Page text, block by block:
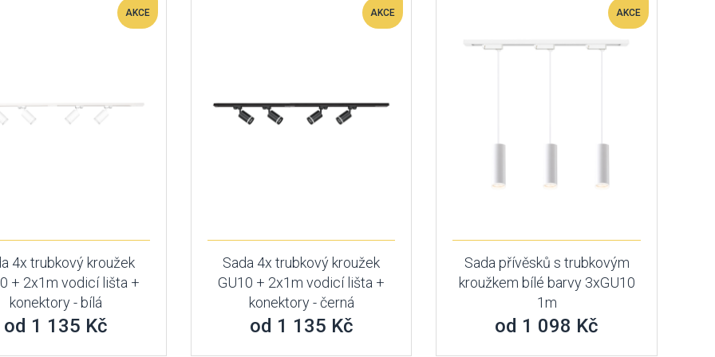
AKCE
4x trubkový kroužek
+ 2x1m vodicí lišta +
konektory - bílá
od 1 135 Kč
AKCE
Sada 4x trubkový kroužek
GU10 + 2x1m vodicí lišta +
konektory - černá
od 1 135 Kč
AKCE
Sada přívěsků s trubkovým
kroužkem bílé barvy 3xGU10
1m
od 1 098 Kč